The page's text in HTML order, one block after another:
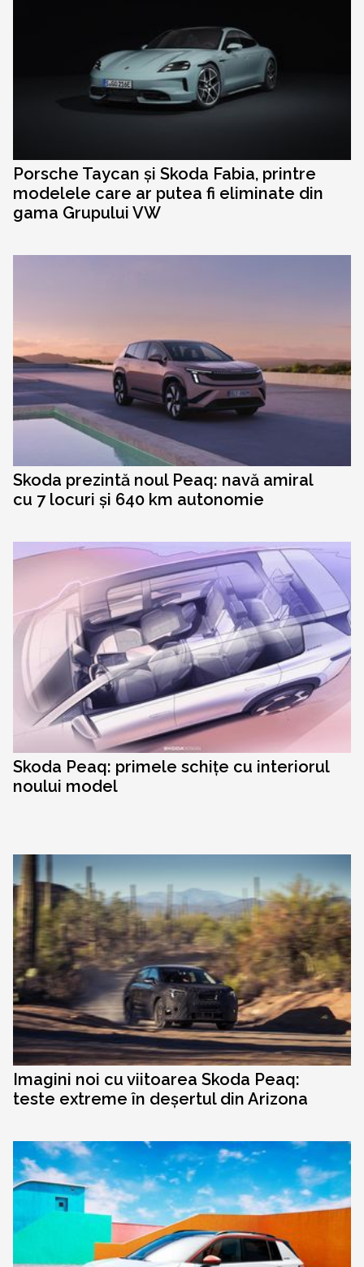
Porsche Taycan și Skoda Fabia, printre
modelele care ar putea fi eliminate din
gama Grupului VW
Skoda prezintă noul Peaq: navă amiral
cu 7 locuri și 640 km autonomie
Skoda Peaq: primele schițe cu interiorul
noului model
Imagini noi cu viitoarea Skoda Peaq:
teste extreme în deșertul din Arizona